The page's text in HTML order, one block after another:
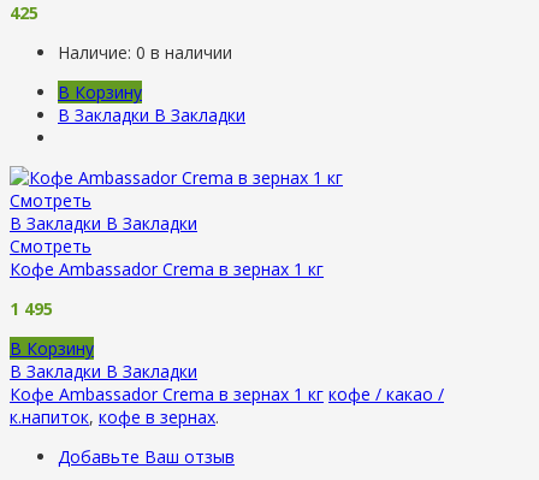
425
Наличие: 0 в наличии
В Корзину
В Закладки В Закладки
Смотреть
В Закладки В Закладки
Смотреть
Кофе Ambassador Crema в зернах 1 кг
1 495
В Корзину
В Закладки В Закладки
Кофе Ambassador Crema в зернах 1 кг кофе / какао /
к.напиток, кофе в зернах.
Добавьте Ваш отзыв